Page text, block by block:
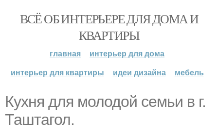
ВСЁ ОБ ИНТЕРЬЕРЕ ДЛЯ ДОМА И
КВАРТИРЫ
главная
интерьер для дома
интерьер для квартиры
идеи дизайна мебель
Кухня для молодой семьи в г.
Таштагол.